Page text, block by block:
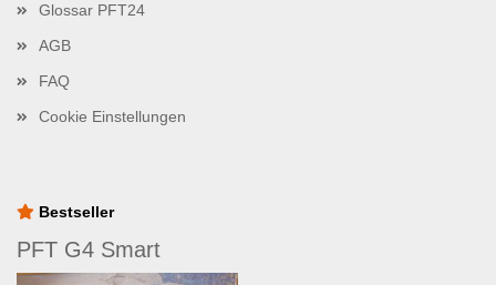
Glossar PFT24
AGB
FAQ
Cookie Einstellungen
Bestseller
PFT G4 Smart